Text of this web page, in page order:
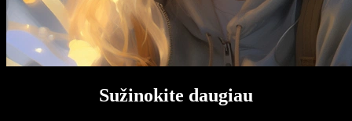
Sužinokite daugiau